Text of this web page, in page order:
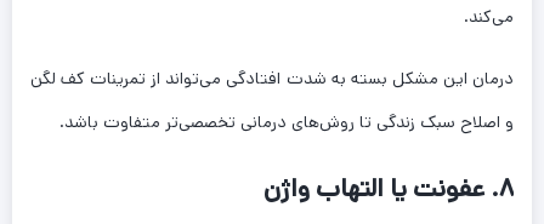
می‌کند.
درمان این مشکل بسته به شدت افتادگی می‌تواند از تمرینات کف لگن
و اصلاح سبک زندگی تا روش‌های درمانی تخصصی‌تر متفاوت باشد.
۸. عفونت یا التهاب واژن